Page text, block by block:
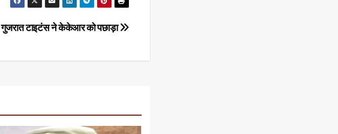
गुजरात टाइटंस ने केकेआर को पछाड़ा